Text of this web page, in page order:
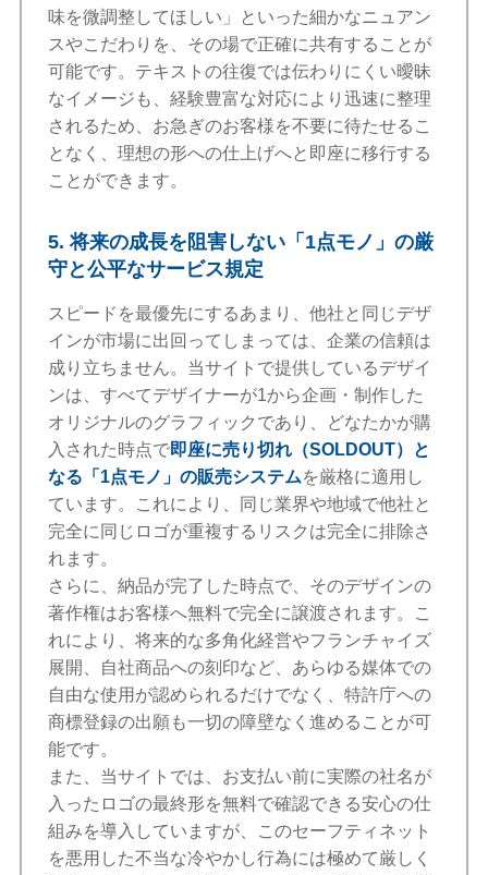
味を微調整してほしい」といった細かなニュアン
スやこだわりを、その場で正確に共有することが
可能です。テキストの往復では伝わりにくい曖昧
なイメージも、経験豊富な対応により迅速に整理
されるため、お急ぎのお客様を不要に待たせるこ
となく、理想の形への仕上げへと即座に移行する
ことができます。
5. 将来の成長を阻害しない「1点モノ」の厳
守と公平なサービス規定
スピードを最優先にするあまり、他社と同じデザ
インが市場に出回ってしまっては、企業の信頼は
成り立ちません。当サイトで提供しているデザイ
ンは、すべてデザイナーが1から企画・制作した
オリジナルのグラフィックであり、どなたかが購
入された時点で即座に売り切れ（SOLDOUT）と
なる「1点モノ」の販売システムを厳格に適用し
ています。これにより、同じ業界や地域で他社と
完全に同じロゴが重複するリスクは完全に排除さ
れます。
さらに、納品が完了した時点で、そのデザインの
著作権はお客様へ無料で完全に譲渡されます。こ
れにより、将来的な多角化経営やフランチャイズ
展開、自社商品への刻印など、あらゆる媒体での
自由な使用が認められるだけでなく、特許庁への
商標登録の出願も一切の障壁なく進めることが可
能です。
また、当サイトでは、お支払い前に実際の社名が
入ったロゴの最終形を無料で確認できる安心の仕
組みを導入していますが、このセーフティネット
を悪用した不当な冷やかし行為には極めて厳しく